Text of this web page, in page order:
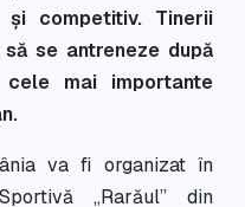
și competitiv. Tinerii
se antreneze după
cele mai importante
va fi organizat în
„Rarăul” din